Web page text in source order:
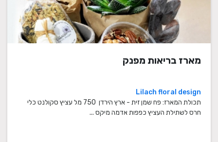
מארז בריאות מפנק
Lilach floral design
תכולת המארז: פח שמן זית - ארץ הירדן 750 מל עציץ סקולנט כלי
חרס לשתילת העציץ כפפות אדמה מיקס ...